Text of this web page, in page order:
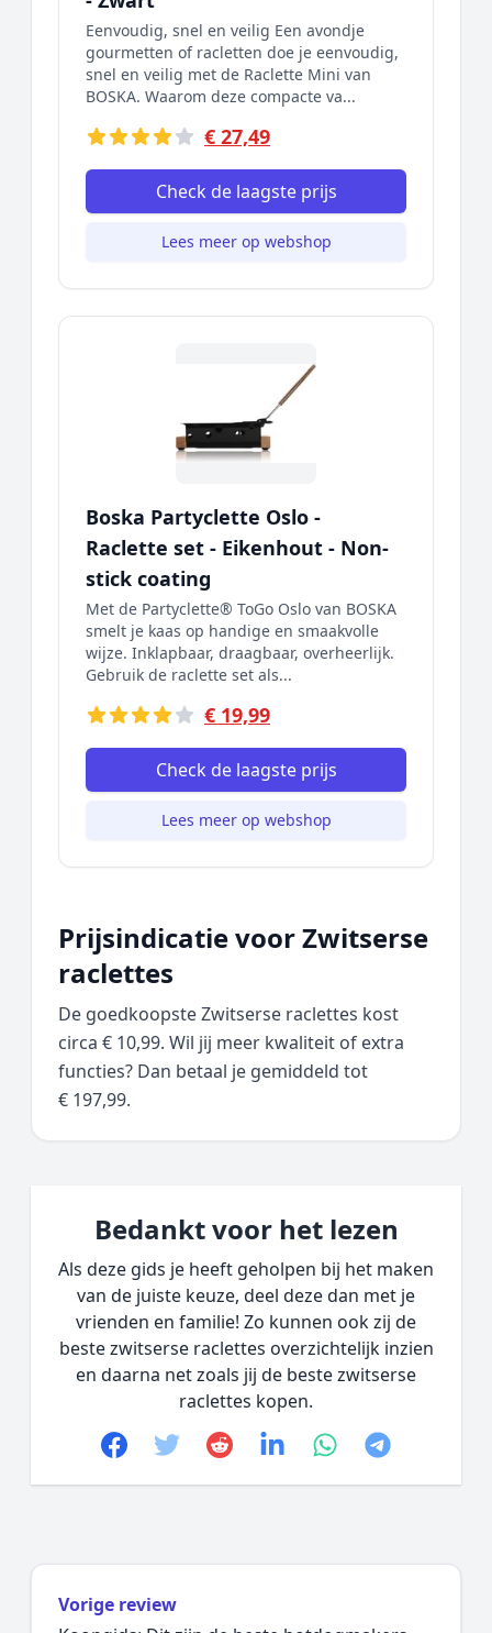
Eenvoudig, snel en veilig Een avondje
gourmetten of racletten doe je eenvoudig,
snel en veilig met de Raclette Mini van
BOSKA. Waarom deze compacte va...
€ 27,49
Check de laagste prijs
Lees meer op webshop
Boska Partyclette Oslo -
Raclette set - Eikenhout - Non-
stick coating
Met de Partyclette® ToGo Oslo van BOSKA
smelt je kaas op handige en smaakvolle
wijze. Inklapbaar, draagbaar, overheerlijk.
Gebruik de raclette set als...
€ 19,99
Check de laagste prijs
Lees meer op webshop
Prijsindicatie voor Zwitserse
raclettes
De goedkoopste Zwitserse raclettes kost
circa € 10,99. Wil jij meer kwaliteit of extra
functies? Dan betaal je gemiddeld tot
€ 197,99.
Bedankt voor het lezen
Als deze gids je heeft geholpen bij het maken
van de juiste keuze, deel deze dan met je
vrienden en familie! Zo kunnen ook zij de
beste zwitserse raclettes overzichtelijk inzien
en daarna net zoals jij de beste zwitserse
raclettes kopen.
Facebook
TwitterRedditlinkedinwhatsapp
telegram
Vorige review